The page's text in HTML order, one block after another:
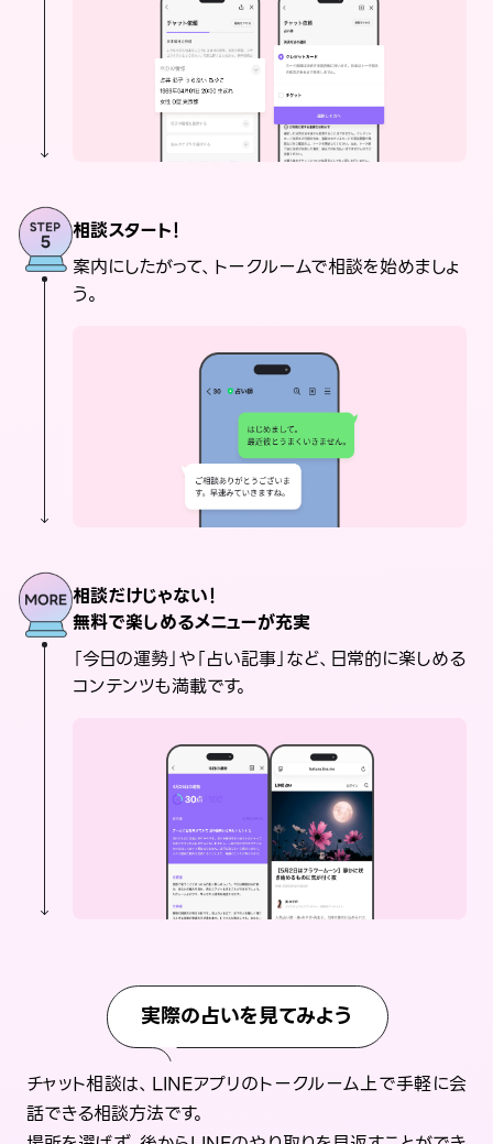
相談スタート！
案内にしたがって、トークルームで相談を始めましょ
う。
相談だけじゃない！
無料で楽しめるメニューが充実
「今日の運勢」や「占い記事」など、日常的に楽しめる
コンテンツも満載です。
実際の占いを見てみよう
チャット相談は、LINEアプリのトークルーム上で手軽に会
話できる相談方法です。